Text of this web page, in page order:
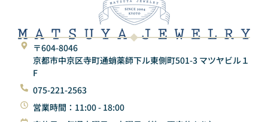
〒604-8046
京都市中京区寺町通蛸薬師下ル東側町501-3 マツヤビル１
F
075-221-2563
営業時間：11:00 - 18:00